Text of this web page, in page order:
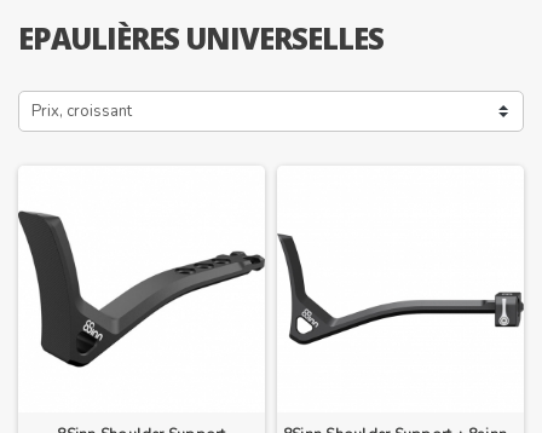
EPAULIÈRES UNIVERSELLES
Prix, croissant